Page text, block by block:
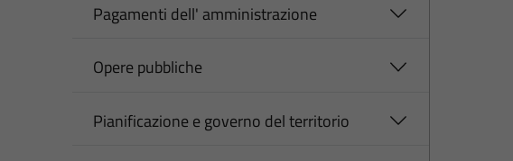
Pagamenti dell' amministrazione
Opere pubbliche
Pianificazione e governo del territorio